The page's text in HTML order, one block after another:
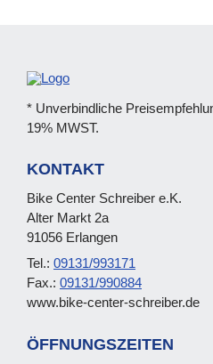
* Unverbindliche
19% MWST.
KONTAKT
Bike Center Schreiber e.K.
Alter Markt 2a
91056 Erlangen
Tel.: 09131/993171
Fax.: 09131/990884
www.bike-center-schreiber.de
ÖFFNUNGSZEITEN